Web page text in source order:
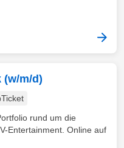
(w/m/d)
rund um die
Entertainment. Online auf